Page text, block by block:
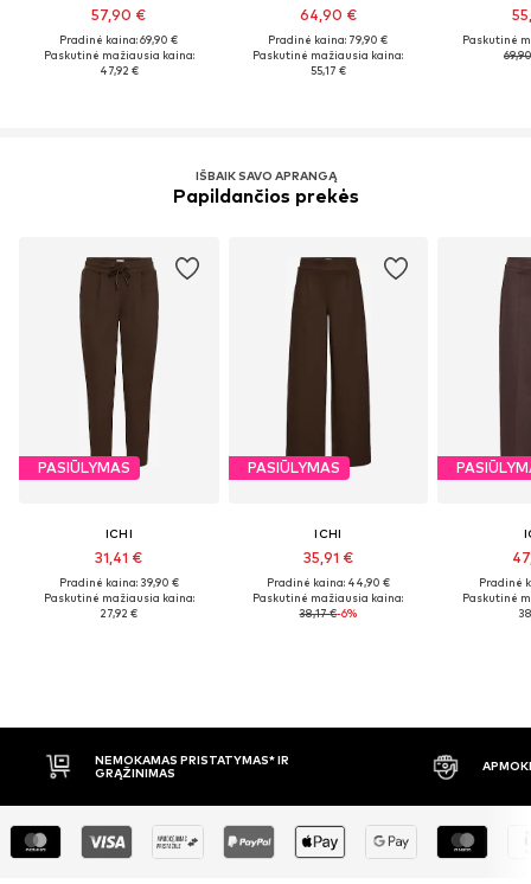
57,90 €
Pradinė kaina: 69,90 €
Paskutinė mažiausia kaina:
47,92 €
64,90 €
Pradinė kaina: 79,90 €
Paskutinė mažiausia kaina:
55,17 €
Paskutinė
IŠBAIK SAVO APRANGĄ
Papildančios prekės
PASIŪLYMAS
ICHI
31,41 €
Pradinė kaina: 39,90 €
Paskutinė mažiausia kaina:
27,92 €
PASIŪLYMAS
ICHI
35,91 €
Pradinė kaina: 44,90 €
Paskutinė mažiausia kaina:
38,17 €-6%
Pradinė
Paskutinė
APMOKĖJIMAS PRISTAČIUS 30 DIENŲ